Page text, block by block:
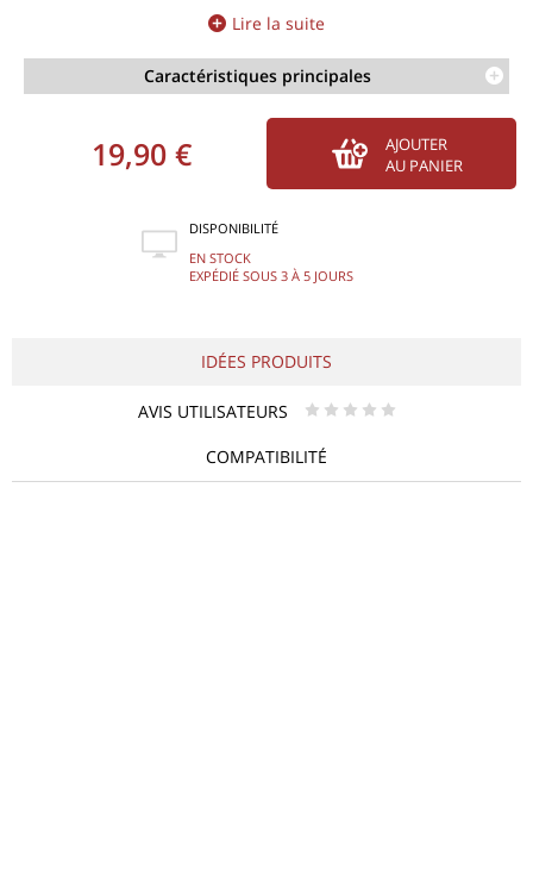
Lire la suite
Caractéristiques principales
19,90 €
AJOUTER
AU PANIER
DISPONIBILITÉ
EN STOCK
EXPÉDIÉ SOUS 3 À 5 JOURS
IDÉES PRODUITS
AVIS UTILISATEURS * * * * *
COMPATIBILITÉ